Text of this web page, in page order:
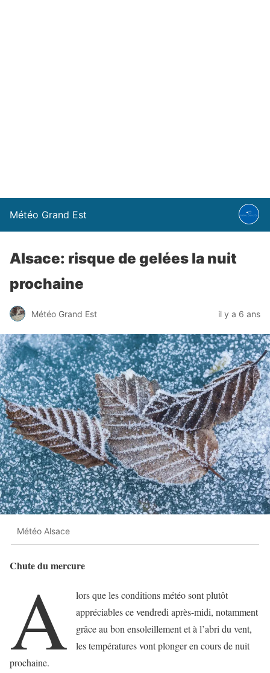
Météo Grand Est
Alsace: risque de gelées la nuit
prochaine
Météo Grand Est il y a 6 ans
Météo Alsace
Chute du mercure
A
lors que les conditions météo sont plutôt
appréciables ce vendredi après-midi, notamment
grâce au bon ensoleillement et à l’abri du vent,
les températures vont plonger en cours de nuit
prochaine.